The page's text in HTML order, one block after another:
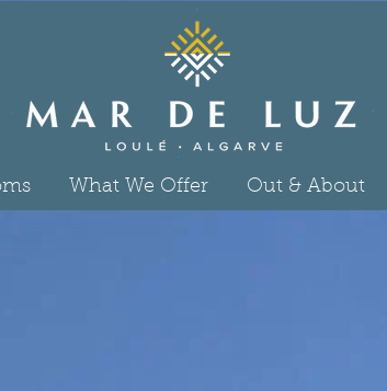
What We Offer Out & About